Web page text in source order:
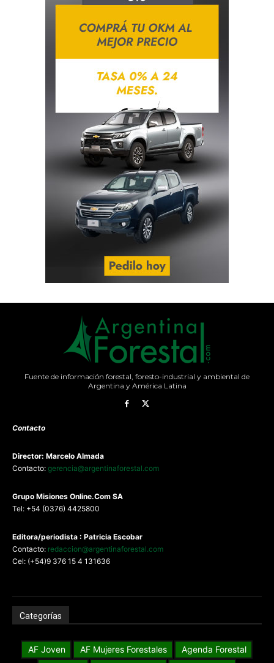
Fuente de información forestal, foresto-industrial y ambiental de
Argentina y América Latina
Contacto
Director: Marcelo Almada
Contacto: gerencia@argentinaforestal.com
Grupo Misiones Online.Com SA
Tel: +54 (0376) 4425800
Editora/periodista : Patricia Escobar
Contacto: redaccion@argentinaforestal.com
Cel: (+54)9 376 15 4 131636
Categorías
AF Joven AF Mujeres Forestales
Agenda Forestal